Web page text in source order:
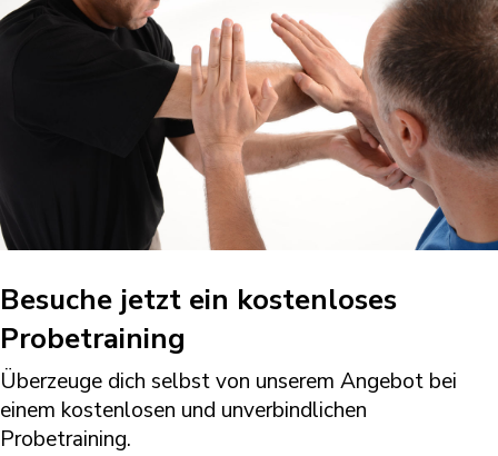
Besuche jetzt ein kostenloses
Probetraining
Überzeuge dich selbst von unserem Angebot bei
einem kostenlosen und unverbindlichen
Probetraining.